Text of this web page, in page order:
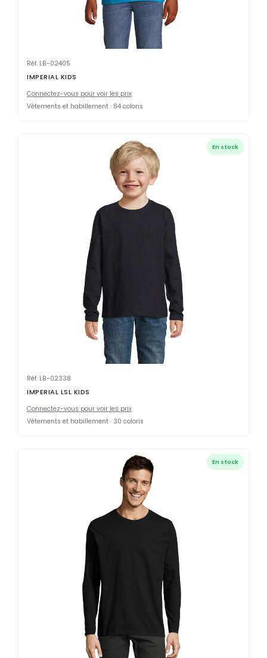
Réf. LB-02405
IMPERIAL KIDS
Connectez-vous pour voir les prix
Vêtements et habillement · 84 coloris
En stock
Réf. LB-02338
IMPERIAL LSL KIDS
Connectez-vous pour voir les prix
Vêtements et habillement · 30 coloris
En stock